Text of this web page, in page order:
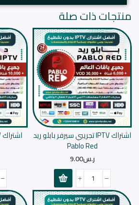
منتجات ذات صلة
اشتراك IPTV تجريبي سيرفر بابلو ريد
Pablo Red
ر.س9.00